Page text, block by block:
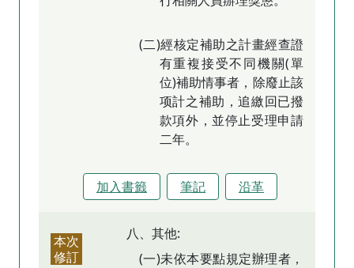
(二)經核定補助之計畫經查證
有重複接受不同機關(單
位)補助情事者，除廢止該
项計之補助，追繳回已撥
款項外，並停止受理申請
二年。
加入書籤 筆記 沿革
本次
修訂
八、其他:
(一)未依本要點規定辦理者，